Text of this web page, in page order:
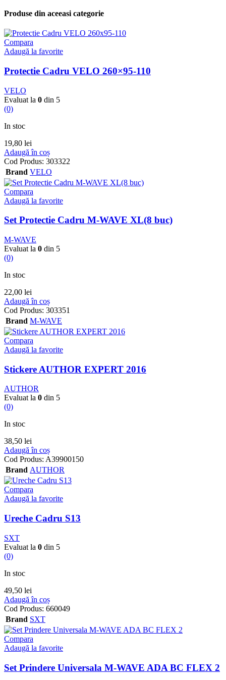
Produse din aceeasi categorie
Compara
Adaugă la favorite
Protectie Cadru VELO 260×95-110
VELO
Evaluat la 0 din 5
(0)
In stoc
19,80 lei
Adaugă în coș
Cod Produs: 303322
Brand VELO
Compara
Adaugă la favorite
Set Protectie Cadru M-WAVE XL(8 buc)
M-WAVE
Evaluat la 0 din 5
(0)
In stoc
22,00 lei
Adaugă în coș
Cod Produs: 303351
Brand M-WAVE
Compara
Adaugă la favorite
Stickere AUTHOR EXPERT 2016
AUTHOR
Evaluat la 0 din 5
(0)
In stoc
38,50 lei
Adaugă în coș
Cod Produs: A39900150
Brand AUTHOR
Compara
Adaugă la favorite
Ureche Cadru S13
SXT
Evaluat la 0 din 5
(0)
In stoc
49,50 lei
Adaugă în coș
Cod Produs: 660049
Brand SXT
Compara
Adaugă la favorite
Set Prindere Universala M-WAVE ADA BC FLEX 2